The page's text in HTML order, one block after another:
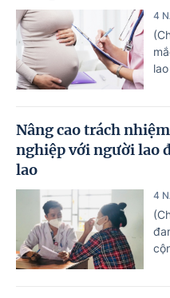
4
Nâng cao trách
nghiệp với người lao
lao
4